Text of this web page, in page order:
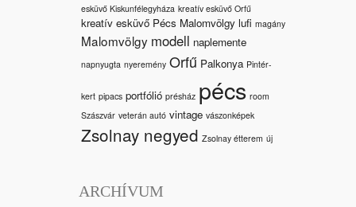
esküvő Kiskunfélegyháza kreatív esküvő Orfű
kreatív esküvő Pécs Malomvölgy lufi magány
Malomvölgy modell naplemente
napnyugta nyeremény Orfű Palkonya Pintér-
kert pipacs portfólió présház pécs room
Szászvár veterán autó vintage vászonképek
Zsolnay negyed Zsolnay étterem új
ARCHÍVUM